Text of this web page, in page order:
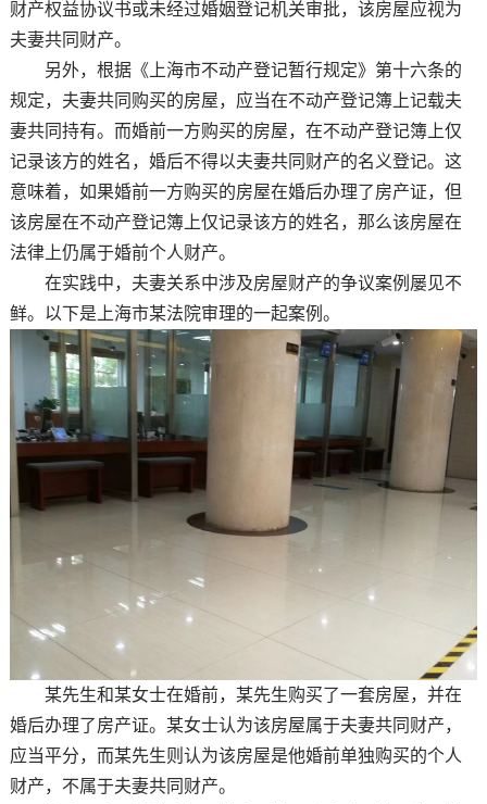
财产权益协议书或未经过婚姻登记机关审批，该房屋应视为
夫妻共同财产。
另外，根据《上海市不动产登记暂行规定》第十六条的
规定，夫妻共同购买的房屋，应当在不动产登记簿上记载夫
妻共同持有。而婚前一方购买的房屋，在不动产登记簿上仅
记录该方的姓名，婚后不得以夫妻共同财产的名义登记。这
意味着，如果婚前一方购买的房屋在婚后办理了房产证，但
该房屋在不动产登记簿上仅记录该方的姓名，那么该房屋在
法律上仍属于婚前个人财产。
在实践中，夫妻关系中涉及房屋财产的争议案例屡见不
鲜。以下是上海市某法院审理的一起案例。
某先生和某女士在婚前，某先生购买了一套房屋，并在
婚后办理了房产证。某女士认为该房屋属于夫妻共同财产，
应当平分，而某先生则认为该房屋是他婚前单独购买的个人
财产，不属于夫妻共同财产。